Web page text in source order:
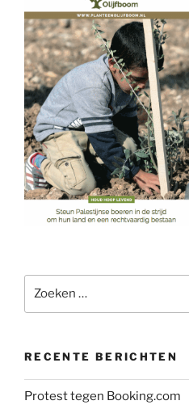
naar:
RECENTE BERICHTEN
Protest tegen Booking.com